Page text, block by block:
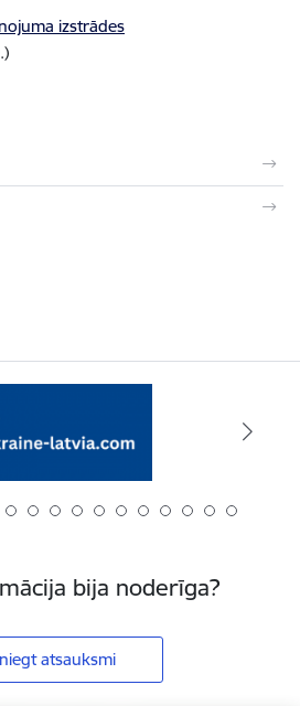
izstrādes
bija noderīga?
atsauksmi